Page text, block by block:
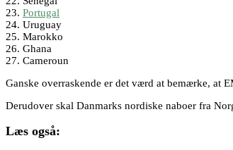
23. Portugal
24. Uruguay
25. Marokko
26. Ghana
27. Cameroun
Ganske overraskende er det værd at bemærke, at
Derudover skal Danmarks nordiske naboer fra
Læs også: